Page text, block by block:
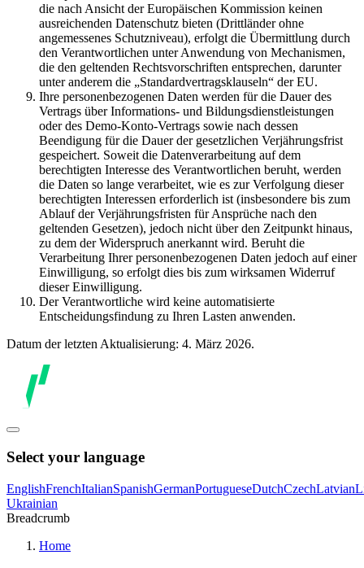
die nach Ansicht der Europäischen Kommission keinen
ausreichenden Datenschutz bieten (Drittländer ohne
angemessenes Schutzniveau), erfolgt die Übermittlung durch
den Verantwortlichen unter Anwendung von Mechanismen,
die den geltenden Rechtsvorschriften entsprechen, darunter
unter anderem die „Standardvertragsklauseln“ der EU.
Ihre personenbezogenen Daten werden für die Dauer des
Vertrags über Informations- und Bildungsdienstleistungen
oder des Demo-Konto-Vertrags sowie nach dessen
Beendigung für die Dauer der gesetzlichen Verjährungsfrist
gespeichert. Soweit die Datenverarbeitung auf dem
berechtigten Interesse des Verantwortlichen beruht, werden
die Daten so lange verarbeitet, wie es zur Verfolgung dieser
berechtigten Interessen erforderlich ist (insbesondere bis zum
Ablauf der Verjährungsfristen für Ansprüche nach den
geltenden Gesetzen), jedoch nicht über den Zeitpunkt hinaus,
zu dem der Widerspruch anerkannt wird. Beruht die
Verarbeitung Ihrer personenbezogenen Daten jedoch auf einer
Einwilligung, so erfolgt dies bis zum wirksamen Widerruf
dieser Einwilligung.
Der Verantwortliche wird keine automatisierte
Entscheidungsfindung zu Ihren Lasten anwenden.
Datum der letzten Aktualisierung: 4. März 2026.
Select your language
EnglishFrenchItalianSpanishGermanPortugueseDutchCzechLatvian
Ukrainian
Breadcrumb
Home